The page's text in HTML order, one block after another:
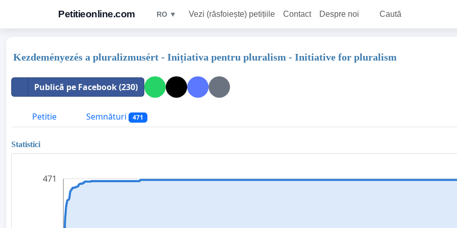
Petitieonline.com RO ▼ Vezi (răsfoiește) petițiile Contact Despre noi Caută
Kezdeményezés a pluralizmusért - Inițiativa pentru pluralism - Initiative for pluralism
Publică pe Facebook (230)
Petitie Semnături 471
Statistici
471